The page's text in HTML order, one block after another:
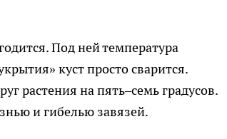
Под ней температура
куст просто сварится.
растения на пять–семь градусов.
и гибелью завязей.